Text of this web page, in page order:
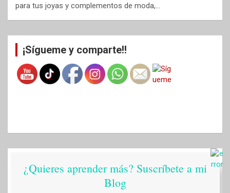
para tus joyas y complementos de moda,…
¡Sígueme y comparte!!
Rodal
¿Quieres aprender más? Suscríbete a mi
Blog